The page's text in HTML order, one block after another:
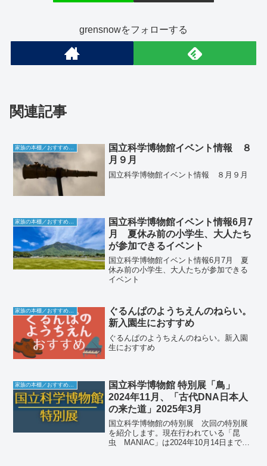
grensnowをフォローする
関連記事
家族の本棚／おすすめミュージアム
国立科学博物館イベント情報 ８
月９月
国立科学博物館イベント情報 ８月９月
家族の本棚／おすすめミュージアム
国立科学博物館イベント情報6月7
月 夏休み前の小学生、大人たち
が参加できるイベント
国立科学博物館イベント情報6月7月 夏
休み前の小学生、大人たちが参加できる
イベント
家族の本棚／おすすめミュージアム
ぐるんぱのようちえんのねらい。
新入園生におすすめ
ぐるんぱのようちえんのねらい。新入園
生におすすめ
家族の本棚／おすすめミュージアム
国立科学博物館 特別展「鳥」
2024年11月、「古代DNA日本人
の来た道」2025年3月
国立科学博物館の特別展 次回の特別展
を紹介します。現在行われている「昆
虫 MANIAC」は2024年10月14日までで